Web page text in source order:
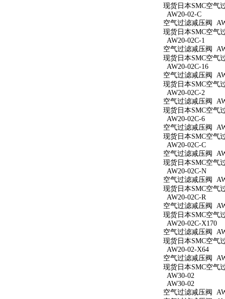
现货日本SMC空气
AW20-02-C
空气过滤减压阀
现货日本SMC空气
AW20-02C-1
空气过滤减压阀
现货日本SMC空气
AW20-02C-16
空气过滤减压阀
现货日本SMC空气
AW20-02C-2
空气过滤减压阀
现货日本SMC空气
AW20-02C-6
空气过滤减压阀
现货日本SMC空气
AW20-02C-C
空气过滤减压阀
现货日本SMC空气
AW20-02C-N
空气过滤减压阀
现货日本SMC空气
AW20-02C-R
空气过滤减压阀
现货日本SMC空气
AW20-02C-X170
空气过滤减压阀
现货日本SMC空气
AW20-02-X64
空气过滤减压阀
现货日本SMC空气
AW30-02
AW30-02
空气过滤减压阀